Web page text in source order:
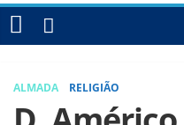
ALMADA RELIGIÃO